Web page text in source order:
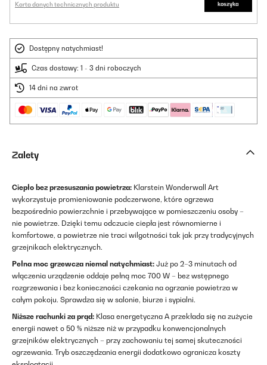
Karta danych technicznych produktu
koszyka
Dostępny natychmiast!
Czas dostawy: 1 - 3 dni roboczych
14 dni na zwrot
Zalety
Ciepło bez przesuszania powietrza: Klarstein Wonderwall Art
wykorzystuje promieniowanie podczerwone, które ogrzewa
bezpośrednio powierzchnie i przebywające w pomieszczeniu osoby –
nie powietrze. Dzięki temu odczucie ciepła jest równomierne i
komfortowe, a powietrze nie traci wilgotności tak jak przy tradycyjnych
grzejnikach elektrycznych.
Pełna moc grzewcza niemal natychmiast: Już po 2–3 minutach od
włączenia urządzenie oddaje pełną moc 700 W – bez wstępnego
rozgrzewania i bez konieczności czekania na ogrzanie powietrza w
całym pokoju. Sprawdza się w salonie, biurze i sypialni.
Niższe rachunki za prąd: Klasa energetyczna A przekłada się na zużycie
energii nawet o 50 % niższe niż w przypadku konwencjonalnych
grzejników elektrycznych – przy zachowaniu tej samej skuteczności
ogrzewania. Tryb oszczędzania energii dodatkowo ogranicza koszty